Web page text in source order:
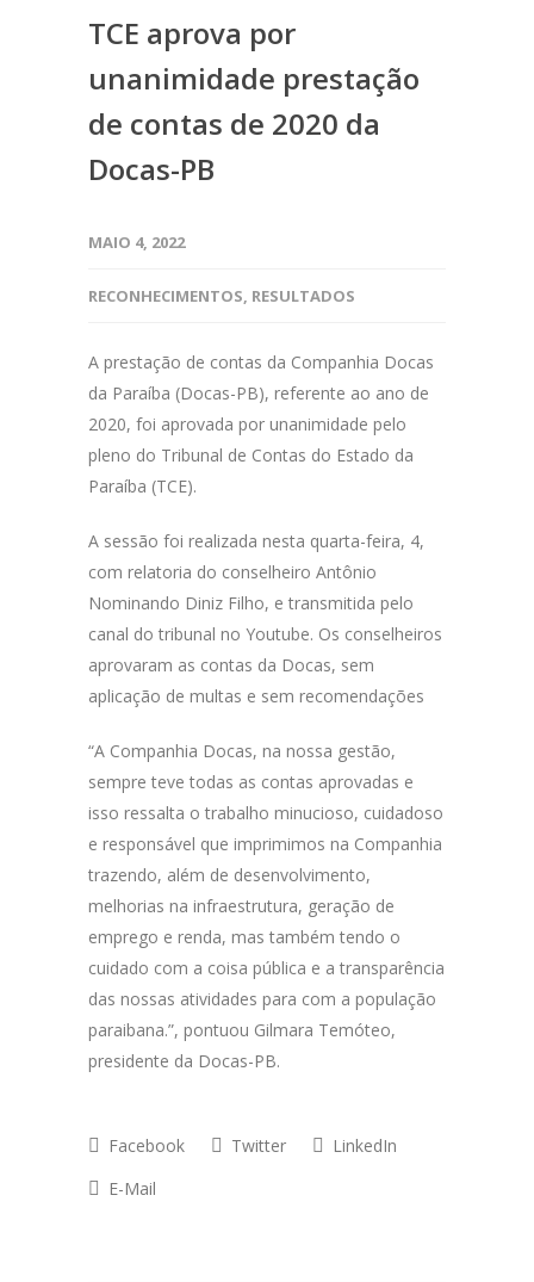
TCE aprova por
unanimidade prestação
de contas de 2020 da
Docas-PB
MAIO 4, 2022
RECONHECIMENTOS, RESULTADOS
A prestação de contas da Companhia Docas
da Paraíba (Docas-PB), referente ao ano de
2020, foi aprovada por unanimidade pelo
pleno do Tribunal de Contas do Estado da
Paraíba (TCE).
A sessão foi realizada nesta quarta-feira, 4,
com relatoria do conselheiro Antônio
Nominando Diniz Filho, e transmitida pelo
canal do tribunal no Youtube. Os conselheiros
aprovaram as contas da Docas, sem
aplicação de multas e sem recomendações
“A Companhia Docas, na nossa gestão,
sempre teve todas as contas aprovadas e
isso ressalta o trabalho minucioso, cuidadoso
e responsável que imprimimos na Companhia
trazendo, além de desenvolvimento,
melhorias na infraestrutura, geração de
emprego e renda, mas também tendo o
cuidado com a coisa pública e a transparência
das nossas atividades para com a população
paraibana.”, pontuou Gilmara Temóteo,
presidente da Docas-PB.
Facebook Twitter
LinkedIn
E-Mail